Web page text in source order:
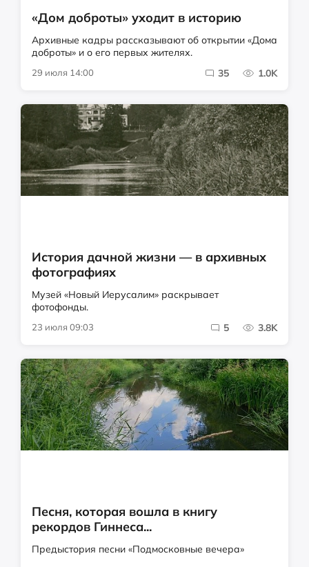
«Дом доброты» уходит в историю
Архивные кадры рассказывают об открытии «Дома
доброты» и о его первых жителях.
29 июля 14:00 35 1.0K
История дачной жизни — в архивных
фотографиях
Музей «Новый Иерусалим» раскрывает
фотофонды.
23 июля 09:03 5 3.8K
Песня, которая вошла в книгу
рекордов Гиннеса...
Предыстория песни «Подмосковные вечера»